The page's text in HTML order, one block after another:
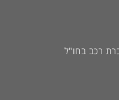
רכב בחו"ל